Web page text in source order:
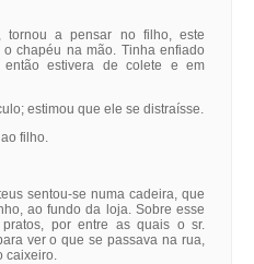
tornou a pensar no filho, este
chapéu na mão. Tinha enfiado
estivera de colete e em
estimou que ele se distraísse.
filho.
sentou-se numa cadeira, que
ao fundo da loja. Sobre esse
por entre as quais o sr.
ver o que se passava na rua,
caixeiro.